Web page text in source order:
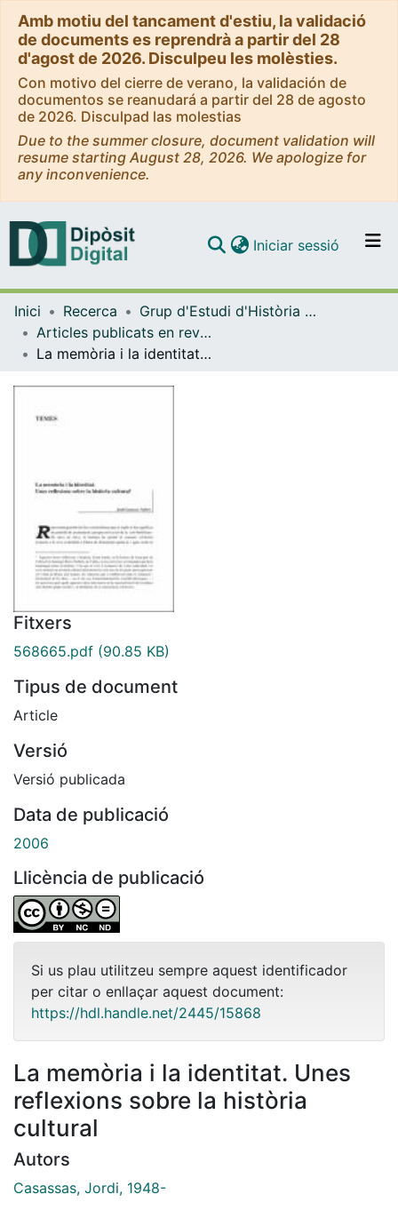
Amb motiu del tancament d'estiu, la validació
de documents es reprendrà a partir del 28
d'agost de 2026. Disculpeu les molèsties.
Con motivo del cierre de verano, la validación de
documentos se reanudará a partir del 28 de agosto
de 2026. Disculpad las molestias
Due to the summer closure, document validation will
resume starting August 28, 2026. We apologize for
any inconvenience.
Navega per tot el DD
Com publicar
Iniciar sessió (current)
Inici Recerca
Grup d'Estudi d'Història de la Cultura i dels Intel·lectuals (GEHCI)
Articles publicats en revistes (Grup d'Estudi d'Història de la Cultura i dels Intel·lectuals (GEHCI))
La memòria i la identitat. Unes reflexions sobre la història cultural
Fitxers
568665.pdf (90.85 KB)
Tipus de document
Article
Versió
Versió publicada
Data de publicació
2006
Llicència de publicació
Si us plau utilitzeu sempre aquest identificador
per citar o enllaçar aquest document:
https://hdl.handle.net/2445/15868
La memòria i la identitat. Unes
reflexions sobre la història
cultural
Autors
Casassas, Jordi, 1948-